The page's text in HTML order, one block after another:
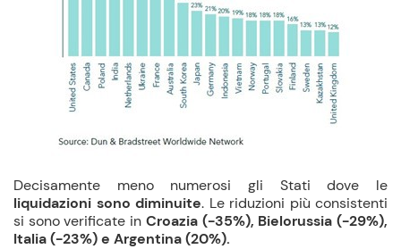
Decisamente meno numerosi gli Stati dove le
liquidazioni sono diminuite. Le riduzioni più consistenti
si sono verificate in Croazia (-35%), Bielorussia (-29%),
Italia (-23%) e Argentina (20%).